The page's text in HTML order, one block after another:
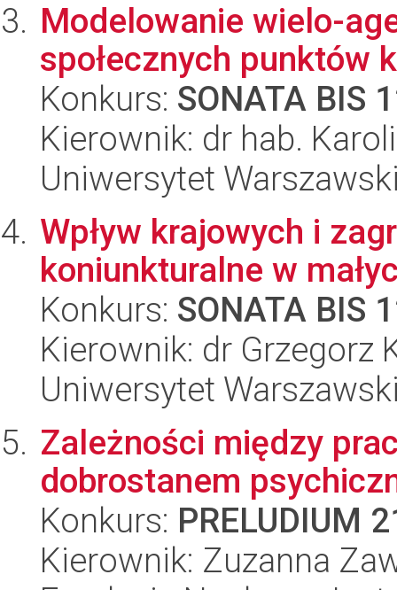
Modelowanie wielo-
społecznych punktów
Konkurs: SONATA BIS
Kierownik: dr hab.
Uniwersytet
Wpływ krajowych i
koniunkturalne w
Konkurs: SONATA BIS
Kierownik: dr Grzegorz
Uniwersytet
Zależności między
dobrostanem
Konkurs: PRELUDIUM
Kierownik: Zuzanna